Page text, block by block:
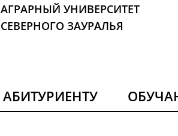
АГРАРНЫЙ УНИВЕРСИТЕТ
СЕВЕРНОГО ЗАУРАЛЬЯ
АБИТУРИЕНТУ